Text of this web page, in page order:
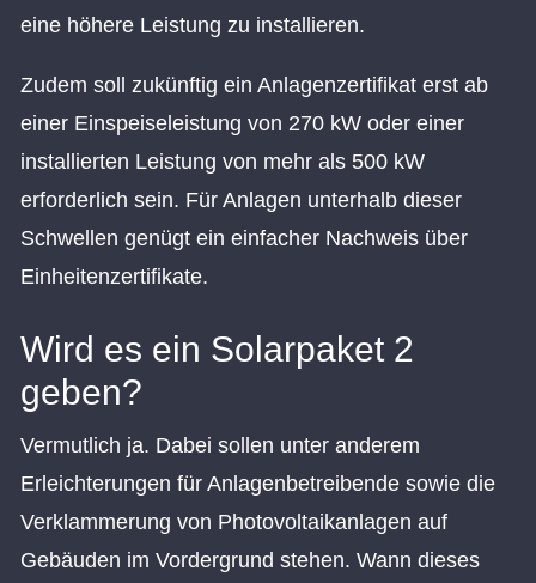
eine höhere Leistung zu installieren.
Zudem soll zukünftig ein Anlagenzertifikat erst ab
einer Einspeiseleistung von 270 kW oder einer
installierten Leistung von mehr als 500 kW
erforderlich sein. Für Anlagen unterhalb dieser
Schwellen genügt ein einfacher Nachweis über
Einheitenzertifikate.
Wird es ein Solarpaket 2
geben?
Vermutlich ja. Dabei sollen unter anderem
Erleichterungen für Anlagenbetreibende sowie die
Verklammerung von Photovoltaikanlagen auf
Gebäuden im Vordergrund stehen. Wann dieses